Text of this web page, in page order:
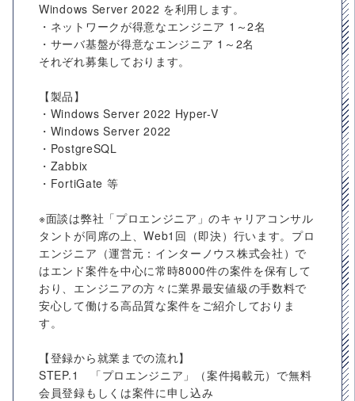
Windows Server 2022 を利用します。
・ネットワークが得意なエンジニア 1～2名
・サーバ基盤が得意なエンジニア 1～2名
それぞれ募集しております。
【製品】
・Windows Server 2022 Hyper-V
・Windows Server 2022
・PostgreSQL
・Zabbix
・FortiGate 等
※面談は弊社「プロエンジニア」のキャリアコンサル
タントが同席の上、Web1回（即決）行います。プロ
エンジニア（運営元：インターノウス株式会社）で
はエンド案件を中心に常時8000件の案件を保有して
おり、エンジニアの方々に業界最安値級の手数料で
安心して働ける高品質な案件をご紹介しておりま
す。
【登録から就業までの流れ】
STEP.1 「プロエンジニア」（案件掲載元）で無料
会員登録もしくは案件に申し込み